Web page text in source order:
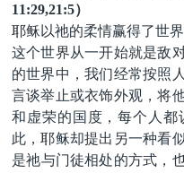
11:29,21:5）
耶稣以祂的柔情赢得了世界
这个世界从一开始就是敌
的世界中，我们经常按照
言谈举止或衣饰外观，将
和虚荣的国度，每个人都
此 ，耶稣却提出另一种看
是祂与门徒相处的方式，